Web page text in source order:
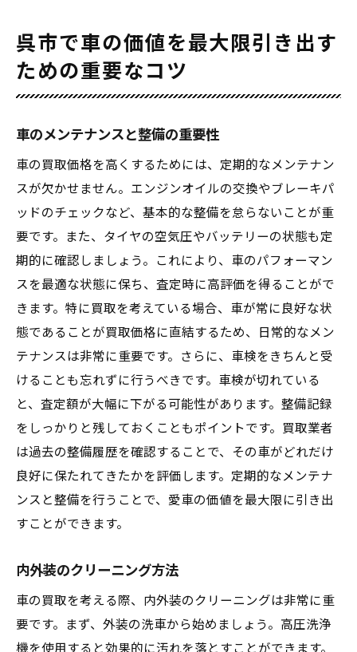
呉市で車の価値を最大限引き出す
ための重要なコツ
車のメンテナンスと整備の重要性
車の買取価格を高くするためには、定期的なメンテナン
スが欠かせません。エンジンオイルの交換やブレーキパ
ッドのチェックなど、基本的な整備を怠らないことが重
要です。また、タイヤの空気圧やバッテリーの状態も定
期的に確認しましょう。これにより、車のパフォーマン
スを最適な状態に保ち、査定時に高評価を得ることがで
きます。特に買取を考えている場合、車が常に良好な状
態であることが買取価格に直結するため、日常的なメン
テナンスは非常に重要です。さらに、車検をきちんと受
けることも忘れずに行うべきです。車検が切れている
と、査定額が大幅に下がる可能性があります。整備記録
をしっかりと残しておくこともポイントです。買取業者
は過去の整備履歴を確認することで、その車がどれだけ
良好に保たれてきたかを評価します。定期的なメンテナ
ンスと整備を行うことで、愛車の価値を最大限に引き出
すことができます。
内外装のクリーニング方法
車の買取を考える際、内外装のクリーニングは非常に重
要です。まず、外装の洗車から始めましょう。高圧洗浄
機を使用すると効果的に汚れを落とすことができます。